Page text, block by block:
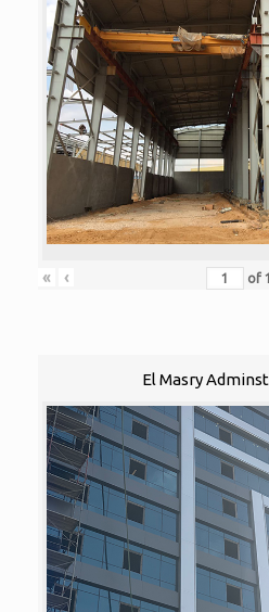
« ‹ of
El Masry